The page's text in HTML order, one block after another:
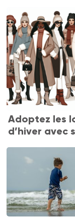
Adoptez les
d’hiver avec